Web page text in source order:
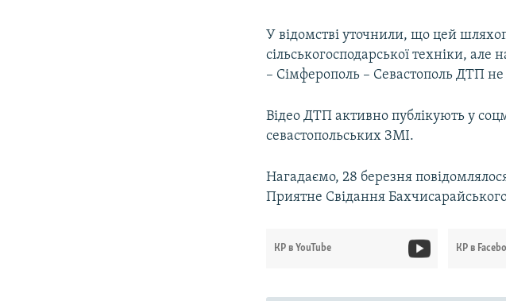
У відомстві уточнили, що цей
сільськогосподарської техніки,
– Сімферополь – Севастополь ДТП
Відео ДТП активно публікують у
севастопольських ЗМІ.
Нагадаємо, 28 березня
Приятне Свідання
КР в YouTube КР в